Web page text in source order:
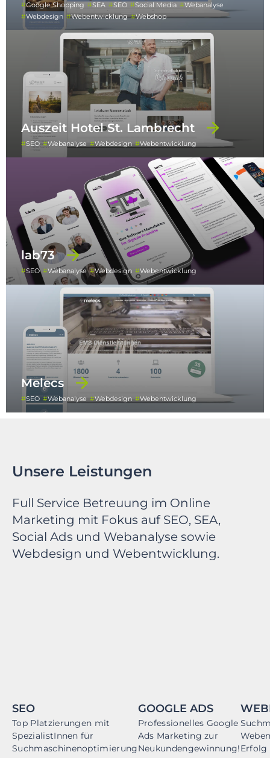
Google Shopping SEA SEO Social Media
Webanalyse
Webdesign
Webentwicklung Webshop
Auszeit Hotel St. Lambrecht
SEO Webanalyse Webdesign Webentwicklung
lab73
SEO Webanalyse Webdesign Webentwicklung
Melecs
SEO Webanalyse Webdesign Webentwicklung
Unsere Leistungen
Full Service Betreuung im Online
Marketing mit Fokus auf SEO, SEA,
Social Ads und Webanalyse sowie
Webdesign und Webentwicklung.
SEO
Top Platzierungen mit
SpezialistInnen für
Suchmaschinenoptimierung
GOOGLE ADS
Professionelles Google
Ads Marketing zur
Neukundengewinnung!Erfolg